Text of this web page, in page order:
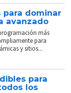
para dominar
avanzado
más
para
y sitios...
para
los